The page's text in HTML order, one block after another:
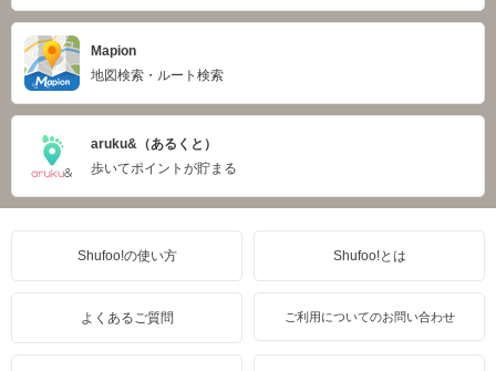
Mapion
地図検索・ルート検索
aruku&（あるくと）
歩いてポイントが貯まる
Shufoo!の使い方 Shufoo!とは
よくあるご質問 ご利用についてのお問い合わせ